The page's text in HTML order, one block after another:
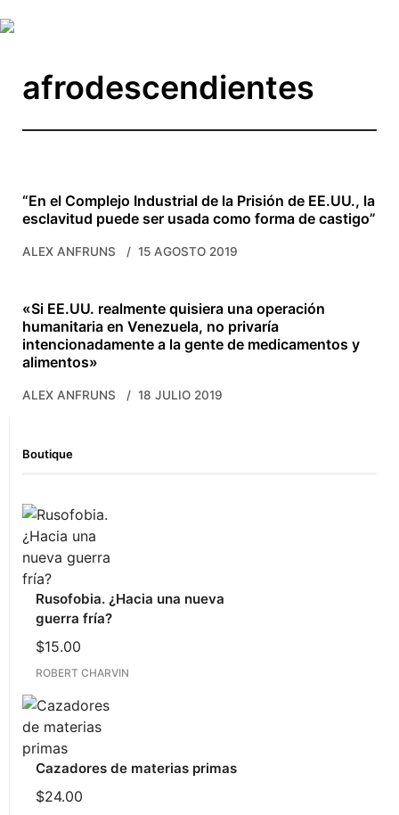
afrodescendientes
“En el Complejo Industrial de la Prisión de EE.UU., la
esclavitud puede ser usada como forma de castigo”
ALEX ANFRUNS 15 AGOSTO 2019
«Si EE.UU. realmente quisiera una operación
humanitaria en Venezuela, no privaría
intencionadamente a la gente de medicamentos y
alimentos»
ALEX ANFRUNS 18 JULIO 2019
Boutique
Rusofobia. ¿Hacia una nueva
guerra fría?
$15.00
ROBERT CHARVIN
Cazadores de materias primas
$24.00